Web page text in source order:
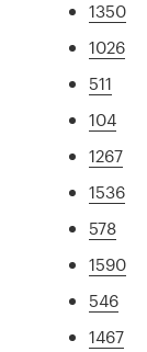
1350
1026
511
104
1267
1536
578
1590
546
1467